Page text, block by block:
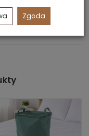
28 CM
28 CM
Zgoda